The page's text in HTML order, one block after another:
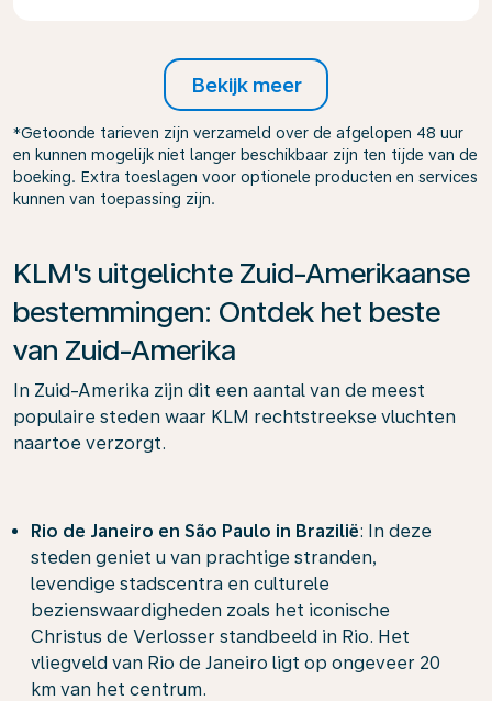
Bekijk meer
*Getoonde tarieven zijn verzameld over de afgelopen 48 uur
en kunnen mogelijk niet langer beschikbaar zijn ten tijde van de
boeking. Extra toeslagen voor optionele producten en services
kunnen van toepassing zijn.
KLM's uitgelichte Zuid-Amerikaanse
bestemmingen: Ontdek het beste
van Zuid-Amerika
In Zuid-Amerika zijn dit een aantal van de meest
populaire steden waar KLM rechtstreekse vluchten
naartoe verzorgt.
Rio de Janeiro en São Paulo in Brazilië: In deze
steden geniet u van prachtige stranden,
levendige stadscentra en culturele
bezienswaardigheden zoals het iconische
Christus de Verlosser standbeeld in Rio. Het
vliegveld van Rio de Janeiro ligt op ongeveer 20
km van het centrum.